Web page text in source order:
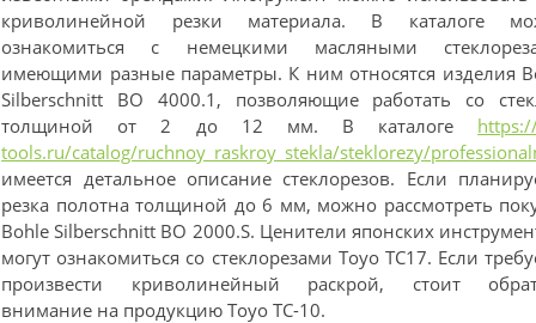
криволинейной резки материала. В каталоге
ознакомиться с немецкими масляными
имеющими разные параметры. К ним относятся изделия
Silberschnitt BO 4000.1, позволяющие работать со
толщиной от 2 до 12 мм. В каталоге
tools.ru/catalog/ruchnoy_raskroy_stekla/steklorezy/
имеется детальное описание стеклорезов. Если
резка полотна толщиной до 6 мм, можно рассмотреть
Bohle Silberschnitt BO 2000.S. Ценители японских
могут ознакомиться со стеклорезами Toyo TC17. Если
произвести криволинейный раскрой, стоит
внимание на продукцию Toyo TC-10.